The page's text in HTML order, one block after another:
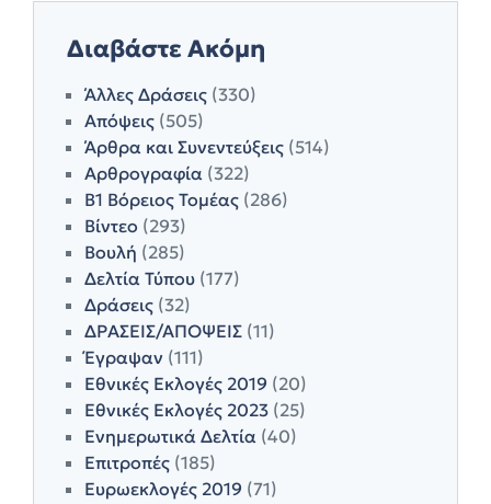
Διαβάστε Ακόμη
Άλλες Δράσεις (330)
Απόψεις (505)
Άρθρα και Συνεντεύξεις (514)
Αρθρογραφία (322)
Β1 Βόρειος Τομέας (286)
Βίντεο (293)
Βουλή (285)
Δελτία Τύπου (177)
Δράσεις (32)
ΔΡΑΣΕΙΣ/ΑΠΟΨΕΙΣ (11)
Έγραψαν (111)
Εθνικές Εκλογές 2019 (20)
Εθνικές Εκλογές 2023 (25)
Ενημερωτικά Δελτία (40)
Επιτροπές (185)
Ευρωεκλογές 2019 (71)